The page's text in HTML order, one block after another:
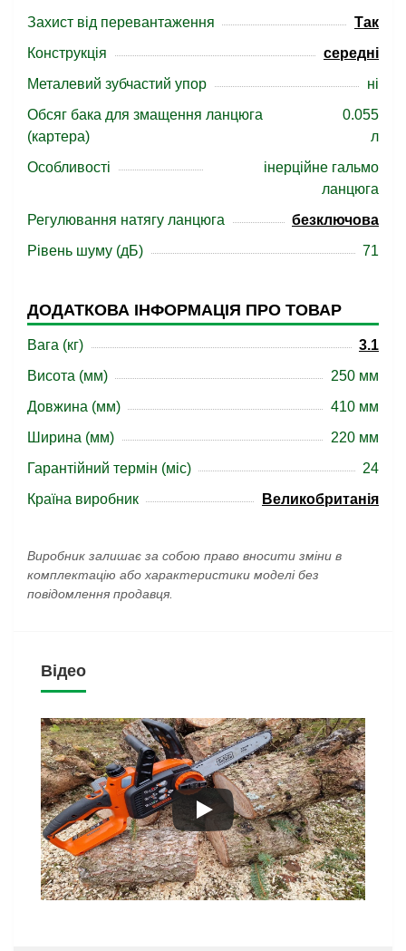
Захист від перевантаження
Так
Конструкція
середні
Металевий зубчастий упор
ні
Обсяг бака для змащення ланцюга
(картера)
0.055
л
Особливості
інерційне гальмо
ланцюга
Регулювання натягу ланцюга
безключова
Рівень шуму (дБ)
71
ДОДАТКОВА ІНФОРМАЦІЯ ПРО ТОВАР
Вага (кг)
3.1
Висота (мм)
250 мм
Довжина (мм)
410 мм
Ширина (мм)
220 мм
Гарантійний термін (міс)
24
Країна виробник
Великобританія
Виробник залишає за собою право вносити зміни в
комплектацію або характеристики моделі без
повідомлення продавця.
Відео